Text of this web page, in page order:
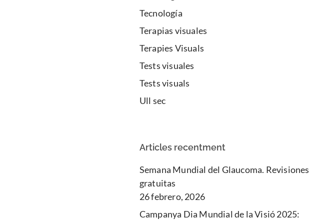
Tecnología
Terapias visuales
Terapies Visuals
Tests visuales
Tests visuals
Ull sec
Articles recentment
Semana Mundial del Glaucoma. Revisiones
gratuitas
26 febrero, 2026
Campanya Dia Mundial de la Visió 2025: